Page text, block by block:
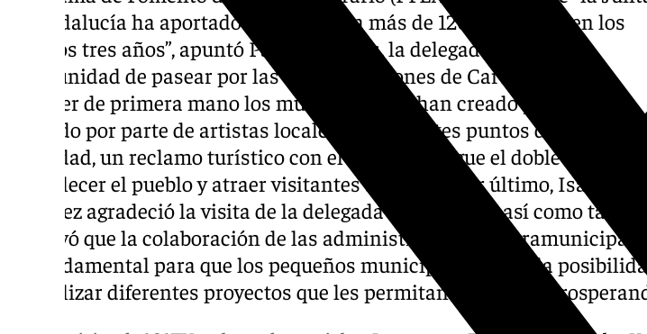
de Andalucía ha aportado en Cartajima más de 120.000 euros en los
últimos tres años”, apuntó Pardo.Además, la delegada tuvo la
oportunidad de pasear por las calles y rincones de Cartajima para
conocer de primera mano los murales que se han creado y se siguen
creando por parte de artistas locales en diferentes puntos de la
localidad, un reclamo turístico con el que se persigue el doble objetivo
embellecer el pueblo y atraer visitantes al mismo.Por último, Isabel
Jiménez agradeció la visita de la delegada a Cartajima, así como
subrayó que la colaboración de las administraciones supramunicipales
es fundamental para que los pequeños municipios tengan la posibilidad
de realizar diferentes proyectos que les permitan continuar